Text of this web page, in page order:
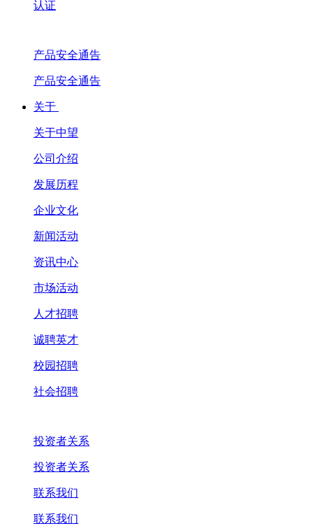
认证
产品安全通告
产品安全通告
关于
关于中望
公司介绍
发展历程
企业文化
新闻活动
资讯中心
市场活动
人才招聘
诚聘英才
校园招聘
社会招聘
投资者关系
投资者关系
联系我们
联系我们